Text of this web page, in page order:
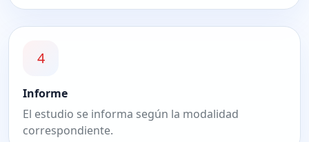
4
Informe
El estudio se informa según la modalidad
correspondiente.